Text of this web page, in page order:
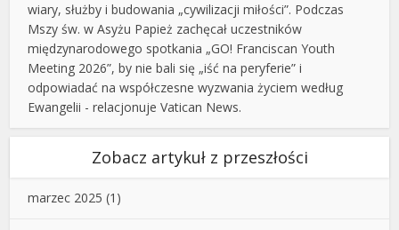
wiary, służby i budowania „cywilizacji miłości”. Podczas
Mszy św. w Asyżu Papież zachęcał uczestników
międzynarodowego spotkania „GO! Franciscan Youth
Meeting 2026”, by nie bali się „iść na peryferie” i
odpowiadać na współczesne wyzwania życiem według
Ewangelii - relacjonuje Vatican News.
Zobacz artykuł z przeszłości
marzec 2025 (1)